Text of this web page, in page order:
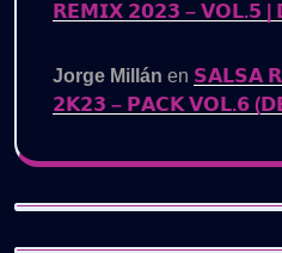
𝗥𝗘𝗠𝗜𝗫 𝟮𝟬𝟮𝟯 – 𝗩𝗢𝗟.𝟱
Jorge Millán en 𝗦𝗔𝗟𝗦𝗔
𝟮𝗞𝟮𝟯 – 𝗣𝗔𝗖𝗞 𝗩𝗢𝗟.𝟲